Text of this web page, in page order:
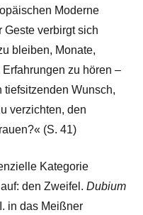
Moderne
Geste verbirgt sich
bleiben, Monate,
zu hören –
tiefsitzenden Wunsch,
verzichten, den
(S. 41)
Kategorie
den Zweifel. Dubium
in das Meißner